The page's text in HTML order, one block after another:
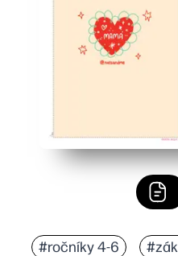
Funguje s
#ročníky 4-6